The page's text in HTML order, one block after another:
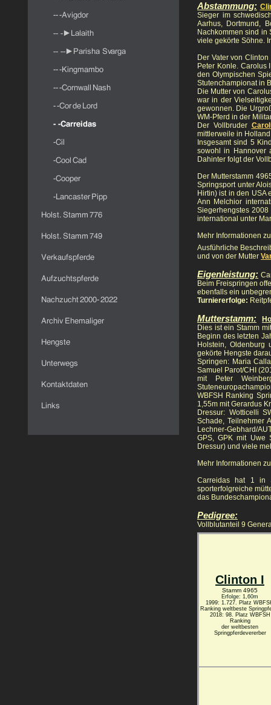
Abstammung:
Sieger im
Aarhus, Dortmund,
Nachkommen sind in
viele gekörte Söhne.
Der Vater von
Peter Konle. Carolus
den Olympischen
Stutenchampionat in
Die Mutter von
war in der
gewonnen. Die
WM-Pferd in der
Der Vollbruder
mittlerweile in
Insgesamt sind 5
sowohl in Hannover
Dahinter folgt der
Der Mutterstamm
Springsport unter
Hirtin) ist in den USA
Ann Melchior
Siegerhengstes 2008
international unter
Mehr Informationen
Ausführliche
und von der Mutter
Eigenleistung:
Beim Freispringen
ebenfalls ein
Turniererfolge:
Mutterstamm:
Dies ist ein Stamm
Beginn des letzten
Holstein, Oldenburg
gekörte Hengste
Springen: Maria
Samuel Parot/CHI
mit Peter
WBFSH Ranking
1,55m mit Gerardus
Dressur: Wotticelli
Schade, Teilnehmer
Lechner-Gebhard/
GPS, GPK mit Uwe
Dressur) und viele
Mehr Informationen
Carreidas hat 1 in
sporterfolgreiche
das
Pedigree:
Vollblutanteil 9
Clinton I
Stamm 4965
Erfolge: 1,60m
1999: 1.727. Platz
Ranking weltbeste
2018: 98. Platz WBFSH
Ranking
der weltbesten
Springpferdevererber